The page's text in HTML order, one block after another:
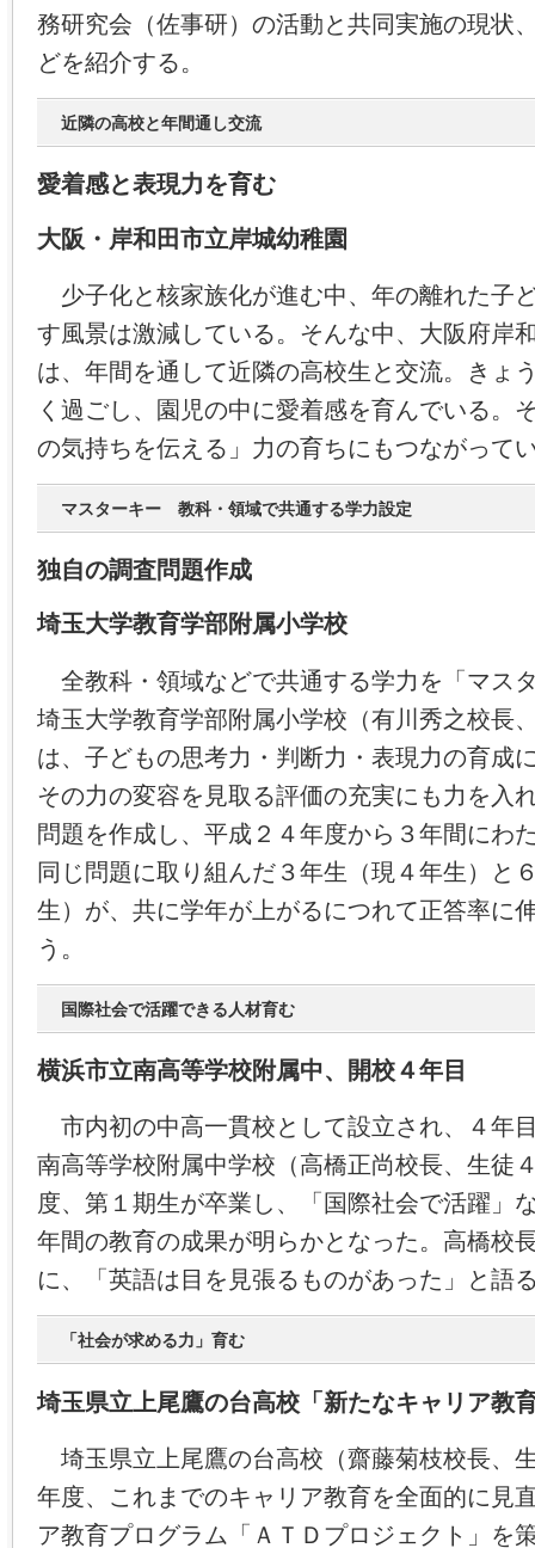
務研究会（佐事研）の活動と共同実施の現状
どを紹介する。
近隣の高校と年間通し交流
愛着感と表現力を育む
大阪・岸和田市立岸城幼稚園
少子化と核家族化が進む中、年の離れた子
す風景は激減している。そんな中、大阪府岸
は、年間を通して近隣の高校生と交流。きょ
く過ごし、園児の中に愛着感を育んでいる。
の気持ちを伝える」力の育ちにもつながって
マスターキー 教科・領域で共通する学力設定
独自の調査問題作成
埼玉大学教育学部附属小学校
全教科・領域などで共通する学力を「マス
埼玉大学教育学部附属小学校（有川秀之校長
は、子どもの思考力・判断力・表現力の育成
その力の変容を見取る評価の充実にも力を入
問題を作成し、平成２４年度から３年間にわ
同じ問題に取り組んだ３年生（現４年生）と
生）が、共に学年が上がるにつれて正答率に
う。
国際社会で活躍できる人材育む
横浜市立南高等学校附属中、開校４年目
市内初の中高一貫校として設立され、４年
南高等学校附属中学校（高橋正尚校長、生徒
度、第１期生が卒業し、「国際社会で活躍」
年間の教育の成果が明らかとなった。高橋校
に、「英語は目を見張るものがあった」と語
「社会が求める力」育む
埼玉県立上尾鷹の台高校「新たなキャリア教
埼玉県立上尾鷹の台高校（齋藤菊枝校長、
年度、これまでのキャリア教育を全面的に見
ア教育プログラム「ＡＴＤプロジェクト」を